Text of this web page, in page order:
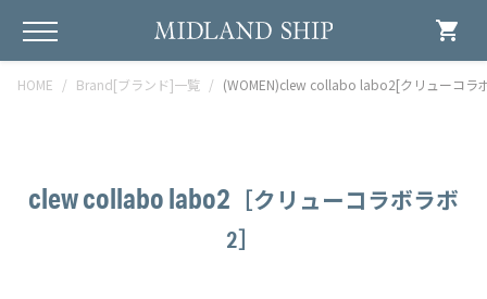
shopping_cart
HOME Brand[ブランド]一覧 (WOMEN)clew collabo labo2[クリューコラ
clew collabo labo2 ［クリューコラボラボ
2］